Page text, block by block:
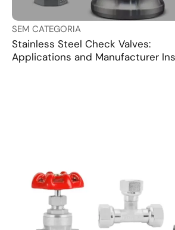
SEM CATEGORIA
Stainless Steel Check Valves:
Applications and Manufacturer